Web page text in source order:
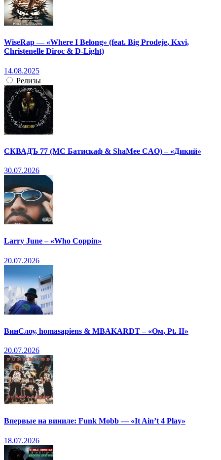
WiseRap — «Where I Belong» (feat. Big Prodeje, Kxvi,
Christenelle Diroc & D-Light)
14.08.2025
Релизы
СКВАДЪ 77 (МС Батискаф & ShaMee CAO) – «Дикий»
30.07.2026
Larry June – «Who Coppin»
20.07.2026
ВинСлоу, homasapiens & MBAKARDT – «Ом, Pt. II»
20.07.2026
Впервые на виниле: Funk Mobb — «It Ain’t 4 Play»
18.07.2026